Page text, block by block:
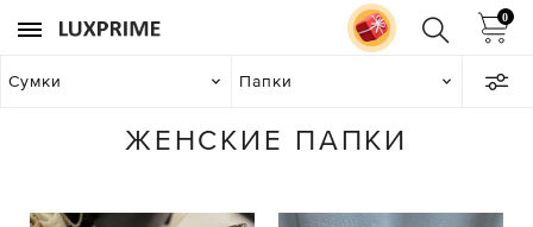
0
Сумки Папки
ЖЕНСКИЕ ПАПКИ